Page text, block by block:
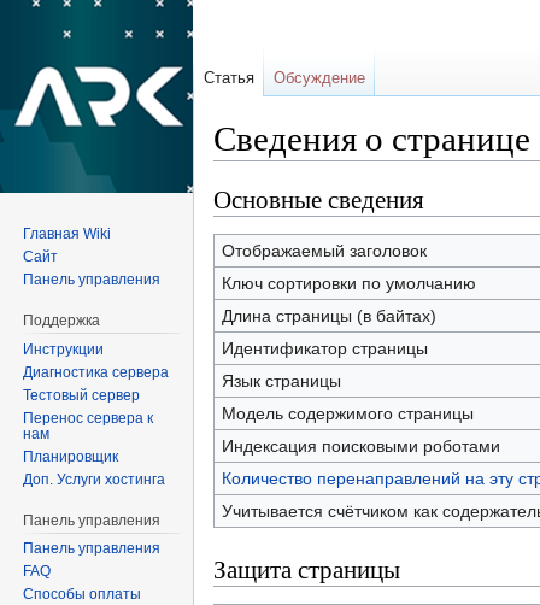
Сведения о
Основные сведения
Отображаемый заголовок
Ключ сортировки по умолчанию
Длина страницы (в байтах)
Идентификатор страницы
Язык страницы
Модель содержимого страницы
Индексация поисковыми роботами
Количество перенаправлений на эту
Учитывается счётчиком как
Защита страницы
Статья Обсуждение
Главная Wiki
Сайт
Панель управления
Поддержка
Инструкции
Диагностика сервера
Тестовый сервер
Перенос сервера к
нам
Планировщик
Доп. Услуги хостинга
Панель управления
Панель управления
FAQ
Способы оплаты